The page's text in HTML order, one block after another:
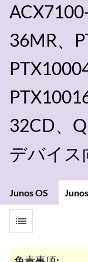
36MR、
32CD、
デバイス
Junos OS
list